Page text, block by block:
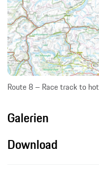
Route 8 – Race track to
Galerien
Download